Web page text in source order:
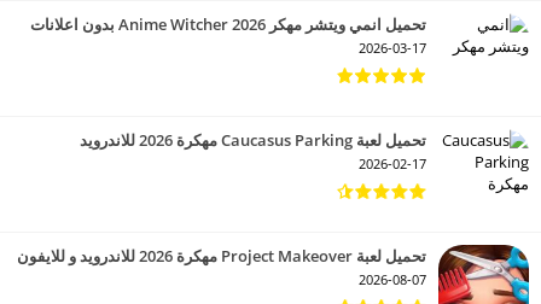
تحميل انمي ويتشر مهكر 2026 Anime Witcher بدون اعلانات
2026-03-17
تحميل لعبة Caucasus Parking مهكرة 2026 للاندرويد
2026-02-17
تحميل لعبة Project Makeover مهكرة 2026 للاندرويد و للايفون
2026-08-07